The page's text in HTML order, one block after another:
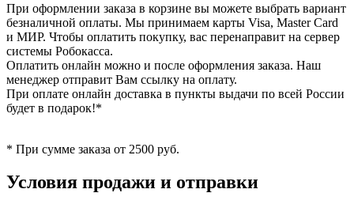
При оформлении заказа в корзине вы можете выбрать вариант
безналичной оплаты. Мы принимаем карты Visa, Master Card
и МИР. Чтобы оплатить покупку, вас перенаправит на сервер
системы Робокасса.
Оплатить онлайн можно и после оформления заказа. Наш
менеджер отправит Вам ссылку на оплату.
При оплате онлайн доставка в пункты выдачи по всей России
будет в подарок!*
* При сумме заказа от 2500 руб.
Условия продажи и отправки